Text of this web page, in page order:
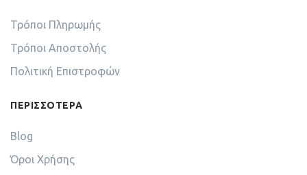
Τρόποι Πληρωμής
Τρόποι Αποστολής
Πολιτική Επιστροφών
ΠΕΡΙΣΣΟΤΕΡΑ
Blog
Όροι Χρήσης